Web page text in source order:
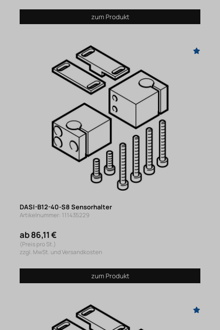
zum Produkt
DASI-B12-40-S8 Sensorhalter
Artikelnummer: 111435229
ab 86,11 €
(Preis pro St.)
zzgl. MwSt. und Versandkosten
zum Produkt